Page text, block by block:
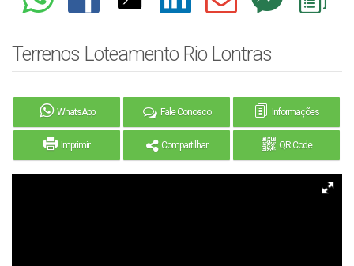
Terrenos Loteamento Rio Lontras
WhatsApp Fale Conosco Informações
Imprimir Compartilhar QR Code